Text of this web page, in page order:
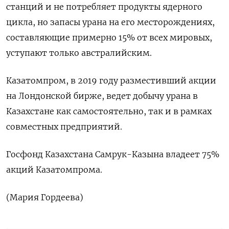
станций и не потребляет продукты ядерного
цикла, но запасы урана на его месторождениях,
составляющие примерно 15% от всех мировых,
уступают только австралийским.
Казатомпром, в 2019 году разместивший акции
на Лондонской бирже, ведет добычу урана в
Казахстане как самостоятельно, так и в рамках
совместных предприятий.
Госфонд Казахстана Самрук-Казына владеет 75%
акций Казатомпрома.
(Мария Гордеева)